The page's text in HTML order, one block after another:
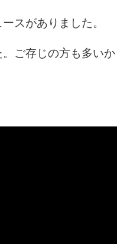
スがありました。
ご存じの方も多い